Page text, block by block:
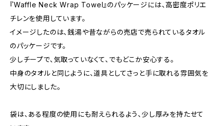
『Waffle Neck Wrap Towel』のパッケージには、高密度ポリエ
チレンを使用しています。
イメージしたのは、銭湯や昔ながらの売店で売られているタオル
のパッケージです。
少しチープで、気取っていなくて、でもどこか安心する。
中身のタオルと同じように、道具としてさっと手に取れる雰囲気を
大切にしました。
袋は、ある程度の使用にも耐えられるよう、少し厚みを持たせて